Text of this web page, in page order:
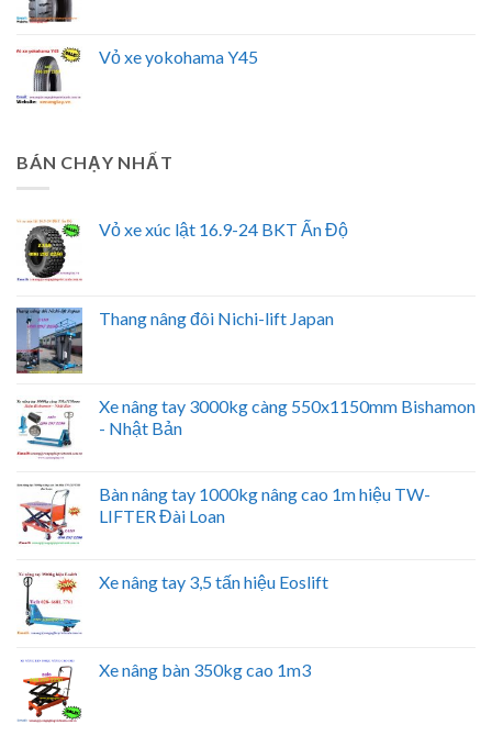
Vỏ xe yokohama Y45
BÁN CHẠY NHẤT
Vỏ xe xúc lật 16.9-24 BKT Ấn Độ
Thang nâng đôi Nichi-lift Japan
Xe nâng tay 3000kg càng 550x1150mm Bishamon
- Nhật Bản
Bàn nâng tay 1000kg nâng cao 1m hiệu TW-
LIFTER Đài Loan
Xe nâng tay 3,5 tấn hiệu Eoslift
Xe nâng bàn 350kg cao 1m3